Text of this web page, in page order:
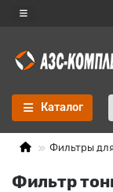
Каталог
Фильтры
Фильтр